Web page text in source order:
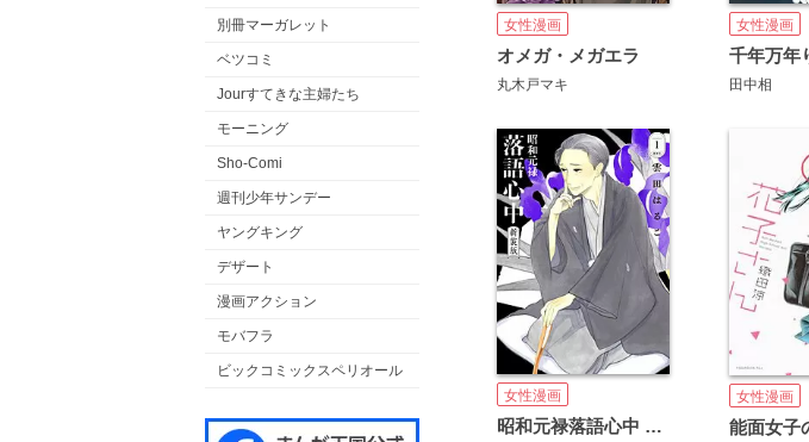
別冊マーガレット
ベツコミ
Jourすてきな主婦たち
モーニング
Sho-Comi
週刊少年サンデー
ヤングキング
デザート
漫画アクション
モバフラ
ビックコミックスペリオール
女性漫画
オメガ・メガエラ
丸木戸マキ
女性漫画
千年万年
田中相
女性漫画
昭和元禄落語心中 新装版
女性漫画
能面女子